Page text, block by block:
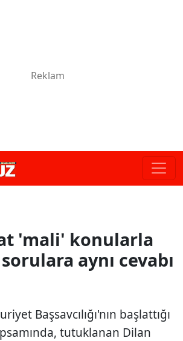
'mali' konularla
aynı cevabı
Başsavcılığı'nın başlattığı
tutuklanan Dilan